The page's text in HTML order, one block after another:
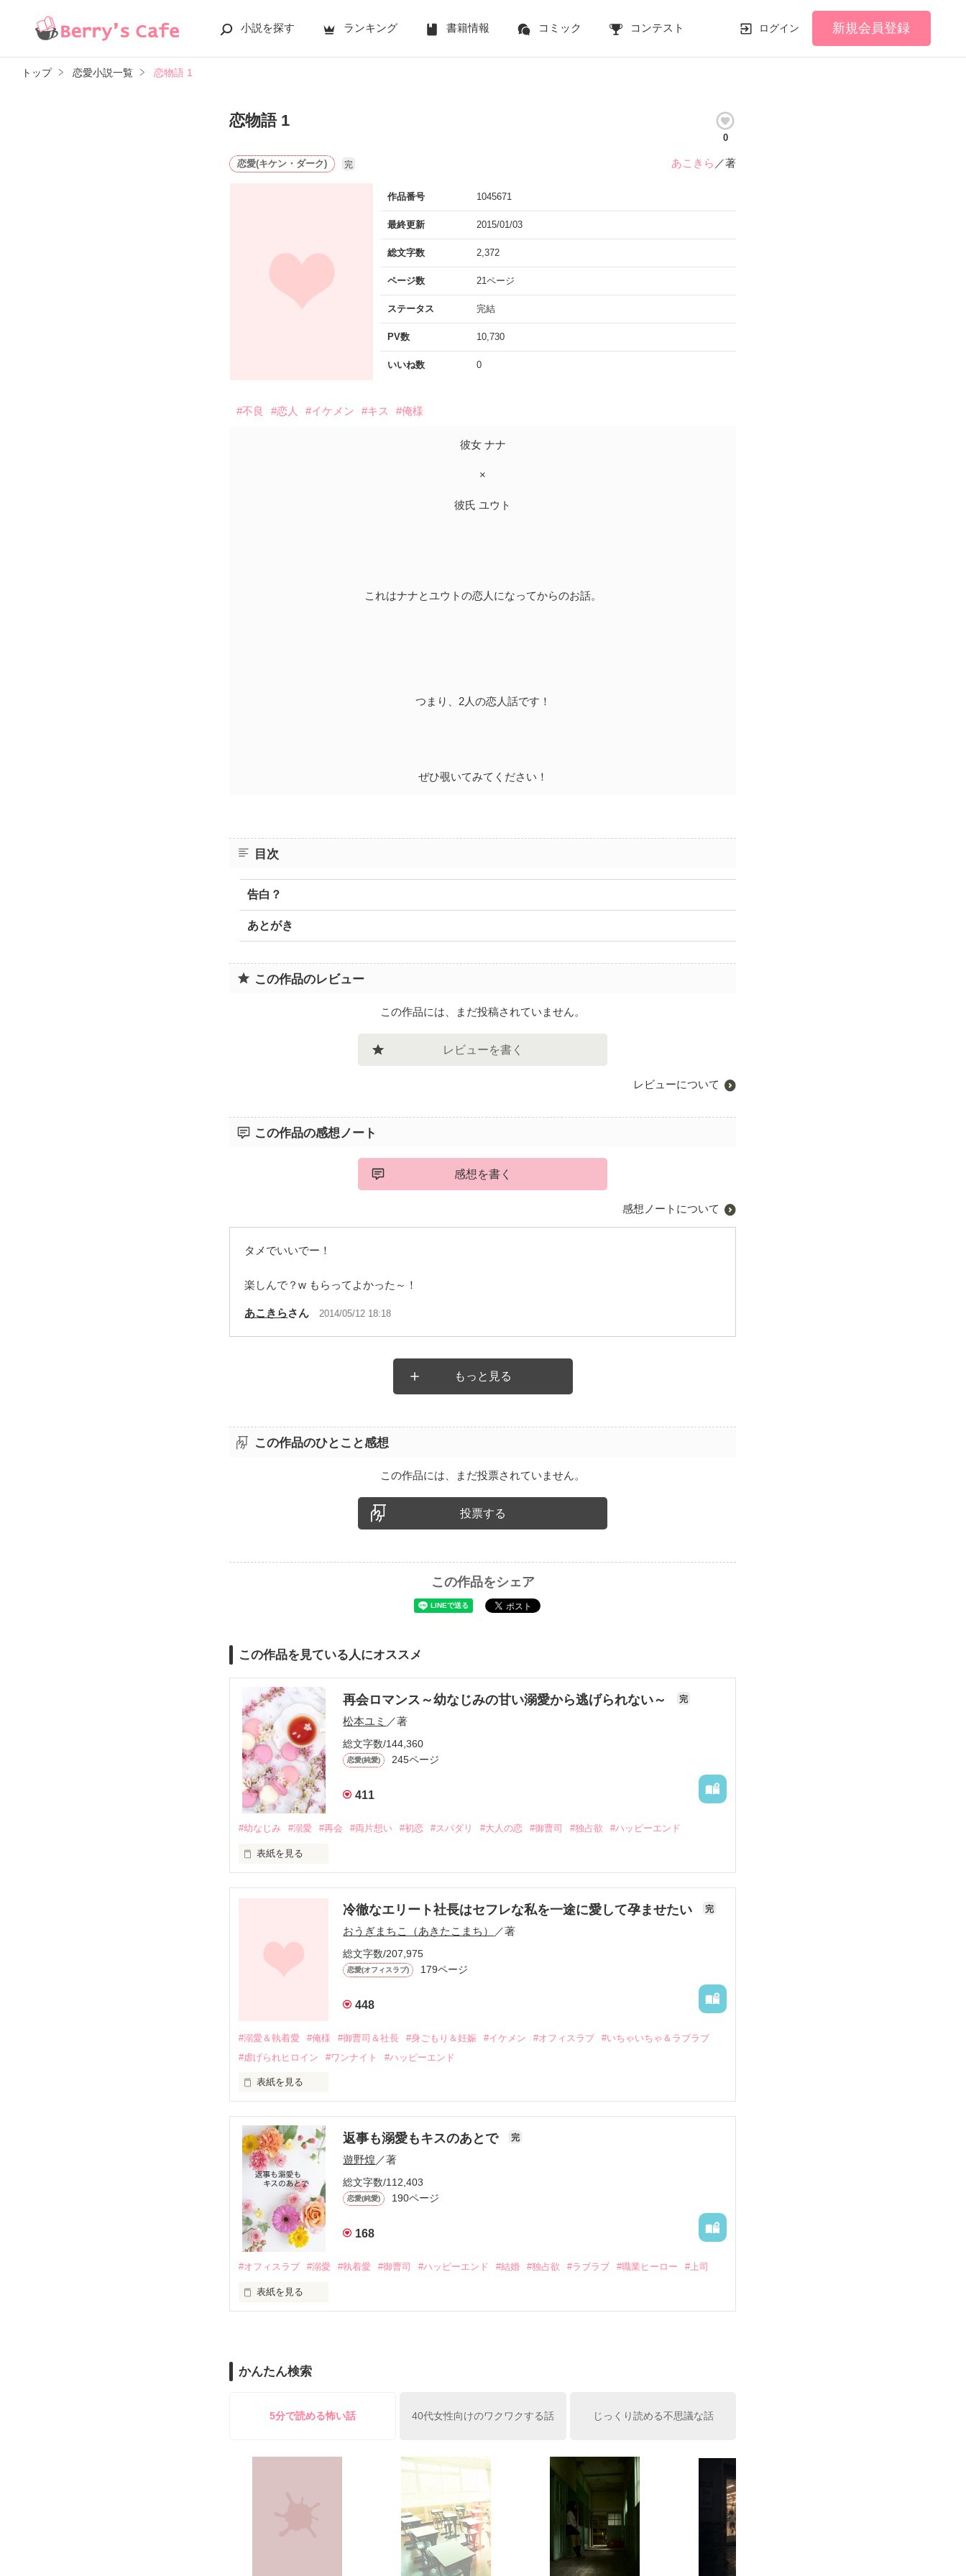
小説を探す ランキング 書籍情報 コミック コンテスト ログイン 新規会員登録
トップ 恋愛小説一覧 恋物語 1
恋物語 1
0
恋愛(キケン・ダーク) 完 あこきら ／著
作品番号 1045671
最終更新 2015/01/03
総文字数 2,372
ページ数 21ページ
ステータス 完結
PV数 10,730
いいね数 0
#不良 #恋人 #イケメン #キス #俺様
彼女 ナナ
×
彼氏 ユウト
これはナナとユウトの恋人になってからのお話。
つまり、2人の恋人話です！
ぜひ覗いてみてください！
目次
告白？
あとがき
この作品のレビュー
この作品には、まだ投稿されていません。
レビューを書く
レビューについて
この作品の感想ノート
感想を書く
感想ノートについて
タメでいいでー！
楽しんで？w もらってよかった～！
あこきらさん 2014/05/12 18:18
もっと見る
この作品のひとこと感想
この作品には、まだ投票されていません。
投票する
この作品をシェア
この作品を見ている人にオススメ
再会ロマンス～幼なじみの甘い溺愛から逃げられない～ 完
松本ユミ ／著
総文字数/144,360
恋愛(純愛) 245ページ
411
#幼なじみ #溺愛 #再会 #両片想い #初恋 #スパダリ #大人の恋 #御曹司 #独占欲 #ハッピーエンド
表紙を見る
しかし、ある出来事をきっかけに二人の関係は壊れてしまう。
関係修復もできないまま、美桜は両親の離婚によって
引っ越すことになり、哲平とも離れ離れになった。
そして、ひょんなことから
酔った勢いで一夜を共にしてしまった。
さらに、美桜が初めてだと知った哲平は
『責任をとる、結婚しよう』と真っ直ぐに告げてきた。
甘やかしてくる。
そんなある日、哲平は美桜がストーカー被害に
遭っていることを知る。
美桜を守るため、哲平は同居を提案してきて――。
夏木美桜(なつきみお)
✕
鳴海哲平 (なるみてっぺい)
止まっていたはずの二人の時間が、再び動き出す。
作品を読む
冷徹なエリート社長はセフレな私を一途に愛して孕ませたい 完
おうぎまちこ（あきたこまち） ／著
総文字数/207,975
恋愛(オフィスラブ) 179ページ
448
#溺愛＆執着愛 #俺様 #御曹司＆社長 #身ごもり＆妊娠 #イケメン #オフィスラブ
#いちゃいちゃ＆ラブラブ
#虐げられヒロイン
#ワンナイト #ハッピーエンド
表紙を見る
ろ、日本人美青年と出会い、酒の勢いもあり一夜限りの関係となる。
帰国後、美桜は新しい職場でワンナイトした美青年と再会。なんと彼の正体は、とある財閥御曹司に
も関わらず、一族を離れて起業した新進気鋭の実業家、社内でも冷徹だと評判な社長――御影恭司その
人だったのだ――！
なぜか恭司から飼い猫の世話係を命じられた美桜は、猫の世話を口実にしばしば呼び出された上、二
返事も溺愛もキスのあとで 完
遊野煌／著
総文字数/112,403
恋愛(純愛) 190ページ
168
#オフィスラブ #溺愛 #執着愛 #御曹司 #ハッピーエンド #結婚 #独占欲 #ラブラブ #職業ヒーロー #上司
表紙を見る
雪瀬鷹哉（29）が『──俺と結婚してくれないか』といきなりプロポーズをしてきた上、同居まで提案
鷹哉『宜しくな、俺の雛子』🦅
シゴデキで冷徹な上司が見せる素顔は、なぜか想像以上に甘くて……🐥💓🦅
※執筆期間2026.6.3〜7.20完結です。
※他サイトさんにて恋愛トレンド1位でした〜良かったら読んで頂けると嬉しいです。
作品を読む
かんたん検索
5分で読める怖い話 40代女性向けのワクワクする話 じっくり読める不思議な話